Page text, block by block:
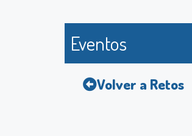
Eventos
Volver a Retos